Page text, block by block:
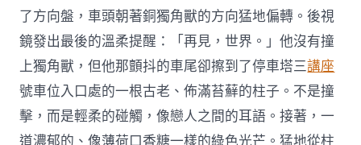
了方向盤，車頭朝著銅獨角獸的方向猛地偏轉。後視
鏡發出最後的溫柔提醒：「再見，世界。」他沒有撞
上獨角獸，但他那顫抖的車尾卻擦到了停車塔三講座
號車位入口處的一根古老、佈滿苔蘚的柱子。不是撞
擊，而是輕柔的碰觸，像戀人之間的耳語。接著，一